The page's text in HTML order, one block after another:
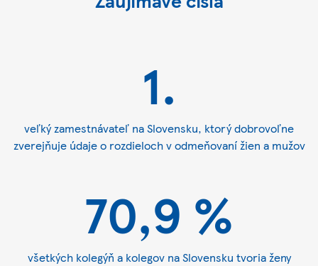
1.
veľký zamestnávateľ na Slovensku, ktorý dobrovoľne
zverejňuje údaje o rozdieloch v odmeňovaní žien a mužov
70,9 %
všetkých kolegýň a kolegov na Slovensku tvoria ženy